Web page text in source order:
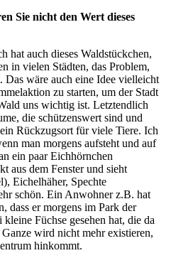
Sie nicht den Wert dieses
hat auch dieses Waldstückchen,
in vielen Städten, das Problem,
Das wäre auch eine Idee vielleicht
zu starten, um der Stadt
uns wichtig ist. Letztendlich
die schützenswert sind und
Rückzugsort für viele Tiere. Ich
man morgens aufsteht und auf
ein paar Eichhörnchen
aus dem Fenster und sieht
Eichelhäher, Spechte
schön. Ein Anwohner z.B. hat
dass er morgens im Park der
Füchse gesehen hat, die da
wird nicht mehr existieren,
hinkommt.